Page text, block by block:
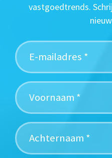
vastgoedtrends.